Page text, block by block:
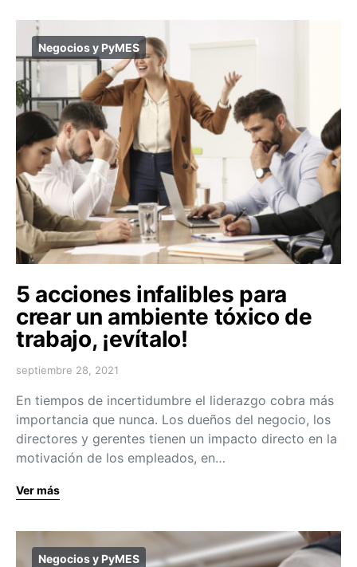
Negocios y PyMES
5 acciones infalibles para
crear un ambiente tóxico de
trabajo, ¡evítalo!
septiembre 28, 2021
En tiempos de incertidumbre el liderazgo cobra más
importancia que nunca. Los dueños del negocio, los
directores y gerentes tienen un impacto directo en la
motivación de los empleados, en…
Ver más
Negocios y PyMES